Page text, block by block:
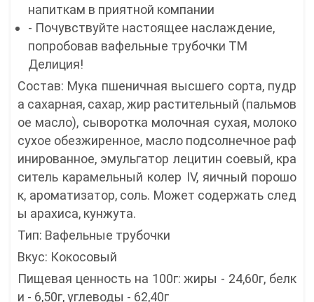
напиткам в приятной компании
- Почувствуйте настоящее наслаждение,
попробовав вафельные трубочки ТМ
Делиция!
Состав: Мука пшеничная высшего сорта, пудр
а сахарная, сахар, жир растительный (пальмов
ое масло), сыворотка молочная сухая, молоко
сухое обезжиренное, масло подсолнечное раф
инированное, эмульгатор лецитин соевый, кра
ситель карамельный колер IV, яичный порошо
к, ароматизатор, соль. Может содержать след
ы арахиса, кунжута.
Тип: Вафельные трубочки
Вкус: Кокосовый
Пищевая ценность на 100г: жиры - 24,60г, белк
и - 6,50г, углеводы - 62,40г